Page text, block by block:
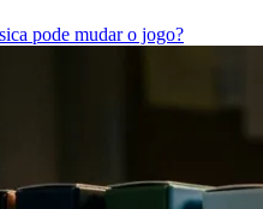
pode mudar o jogo?